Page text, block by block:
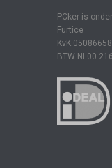
PCker is
Furtice
KvK 05086658
BTW NL00